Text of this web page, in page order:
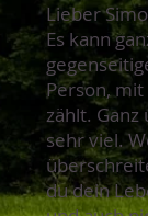
Lieber
Es kann
Person,
zählt.
sehr viel.
du dein